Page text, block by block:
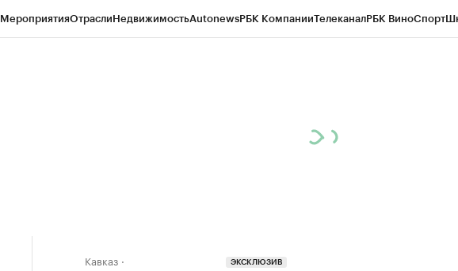
МероприятияОтраслиНедвижимостьAutonewsРБК КомпанииТелеканалРБК ВиноСпорт
Кавказ ЭКСКЛЮЗИВ